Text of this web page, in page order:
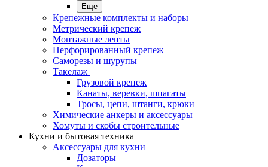
Еще
Крепежные комплекты и наборы
Метрический крепеж
Монтажные ленты
Перфорированный крепеж
Саморезы и шурупы
Такелаж
Грузовой крепеж
Канаты, веревки, шпагаты
Тросы, цепи, штанги, крюки
Химические анкеры и аксессуары
Хомуты и скобы строительные
Кухни и бытовая техника
Аксессуары для кухни
Дозаторы